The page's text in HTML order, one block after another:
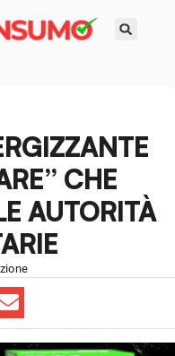
CHE
AUTORITÀ